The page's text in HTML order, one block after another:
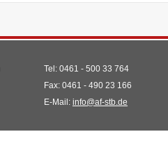
Tel: 0461 - 500 33 764
Fax: 0461 - 490 23 166
E-Mail: info@af-stb.de